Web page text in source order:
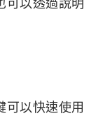
可以快速使用